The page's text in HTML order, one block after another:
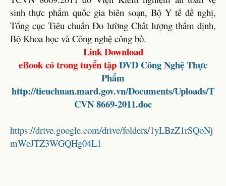
sinh thực phẩm quốc gia biên soạn, Bộ Y tế đề nghị,
Tổng cục Tiêu chuẩn Đo lường Chất lượng thẩm định,
Bộ Khoa học và Công nghệ công bố.
Link Download
eBook có trong tuyển tậpDVD Công Nghệ Thực
Phẩm
http://tieuchuan.mard.gov.vn/Documents/Uploads/T
CVN 8669-2011.doc
https://drive.google.com/drive/folders/1yLBzZ1rSQoNj
mWeJTZ3WGQHg04L1